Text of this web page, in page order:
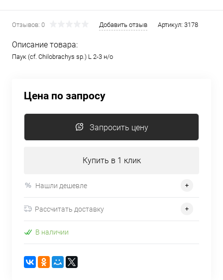
Отзывов: 0 Добавить отзыв Артикул: 3178
Описание товара:
Паук (cf. Chilobrachys sp.) L 2-3 н/о
Цена по запросу
Запросить цену
Купить в 1 клик
Нашли дешевле
Рассчитать доставку
В наличии